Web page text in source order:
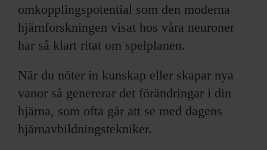
omkopplingspotential som den moderna
hjärnforskningen visat hos våra neuroner
har så klart ritat om spelplanen.
När du nöter in kunskap eller skapar nya
vanor så genererar det förändringar i din
hjärna, som ofta går att se med dagens
hjärnavbildningstekniker.